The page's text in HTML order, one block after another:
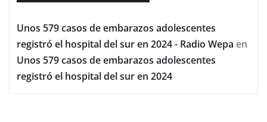
Unos 579 casos de embarazos adolescentes
registró el hospital del sur en 2024 - Radio Wepa en
Unos 579 casos de embarazos adolescentes
registró el hospital del sur en 2024